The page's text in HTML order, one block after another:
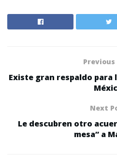
Previous
Existe gran respaldo para
Next
Le descubren otro
mesa” a